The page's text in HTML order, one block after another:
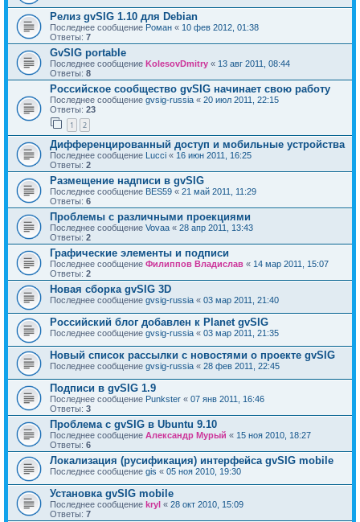
Релиз gvSIG 1.10 для Debian
Последнее сообщение Роман « 10 фев 2012, 01:38
Ответы: 7
GvSIG portable
Последнее сообщение KolesovDmitry « 13 авг 2011, 08:44
Ответы: 8
Российское сообщество gvSIG начинает свою работу
Последнее сообщение gvsig-russia « 20 июл 2011, 22:15
Ответы: 23
1 2
Дифференцированный доступ и мобильные устройства
Последнее сообщение Lucci « 16 июн 2011, 16:25
Ответы: 2
Размещение надписи в gvSIG
Последнее сообщение BES59 « 21 май 2011, 11:29
Ответы: 6
Проблемы с различными проекциями
Последнее сообщение Vovaa « 28 апр 2011, 13:43
Ответы: 2
Графические элементы и подписи
Последнее сообщение Филиппов Владислав « 14 мар 2011, 15:07
Ответы: 2
Новая сборка gvSIG 3D
Последнее сообщение gvsig-russia « 03 мар 2011, 21:40
Российский блог добавлен к Planet gvSIG
Последнее сообщение gvsig-russia « 03 мар 2011, 21:35
Новый список рассылки с новостями о проекте gvSIG
Последнее сообщение gvsig-russia « 28 фев 2011, 22:45
Подписи в gvSIG 1.9
Последнее сообщение Punkster « 07 янв 2011, 16:46
Ответы: 3
Проблема с gvSIG в Ubuntu 9.10
Последнее сообщение Александр Мурый « 15 ноя 2010, 18:27
Ответы: 6
Локализация (русификация) интерфейса gvSIG mobile
Последнее сообщение gis « 05 ноя 2010, 19:30
Установка gvSIG mobile
Последнее сообщение kryl « 28 окт 2010, 15:09
Ответы: 7